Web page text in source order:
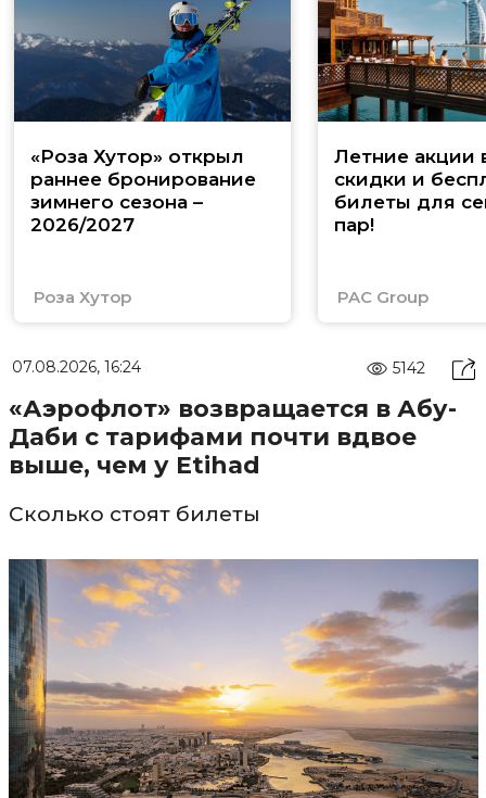
«Роза Хутор» открыл
раннее бронирование
зимнего сезона –
2026/2027
Роза Хутор
Летние акции
скидки и
билеты для
пар!
PAC Group
07.08.2026, 16:24 5142
«Аэрофлот» возвращается в Абу-
Даби с тарифами почти вдвое
выше, чем у Etihad
Сколько стоят билеты